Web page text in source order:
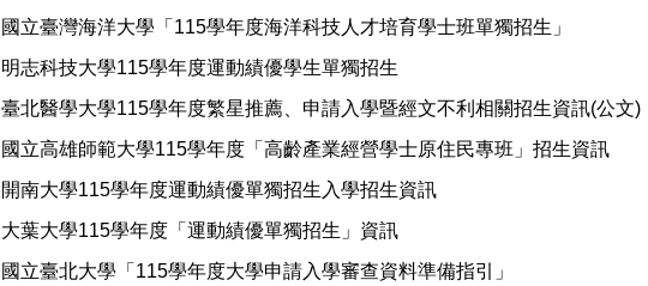
國立臺灣海洋大學「115學年度海洋科技人才培育學士班單獨招生」
明志科技大學115學年度運動績優學生單獨招生
臺北醫學大學115學年度繁星推薦、申請入學暨經文不利相關招生資訊(公文)
國立高雄師範大學115學年度「高齡產業經營學士原住民專班」招生資訊
開南大學115學年度運動績優單獨招生入學招生資訊
大葉大學115學年度「運動績優單獨招生」資訊
國立臺北大學「115學年度大學申請入學審查資料準備指引」